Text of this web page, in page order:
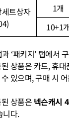
트상자
1개
10+1개
과‘패키지’ 탭에서
상품은 카드,휴대
있으며,구매 시
상품은 넥슨캐시
니다.